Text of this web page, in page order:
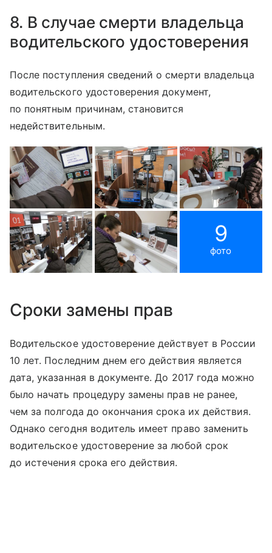
8. В случае смерти владельца
водительского удостоверения
После поступления сведений о смерти владельца
водительского удостоверения документ,
по понятным причинам, становится
недействительным.
9
фото
Сроки замены прав
Водительское удостоверение действует в России
10 лет. Последним днем его действия является
дата, указанная в документе. До 2017 года можно
было начать процедуру замены прав не ранее,
чем за полгода до окончания срока их действия.
Однако сегодня водитель имеет право заменить
водительское удостоверение за любой срок
до истечения срока его действия.